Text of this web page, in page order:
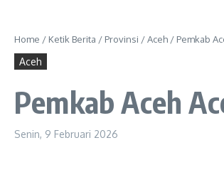
Home / Ketik Berita / Provinsi /Aceh / Pemkab
Aceh
Pemkab Aceh
Senin, 9 Februari 2026